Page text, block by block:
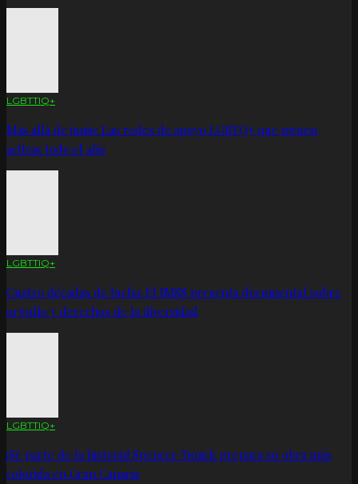
LGBTTIQ+
Más allá de junio: Las redes de apoyo LGBTQ+ que siguen
activas todo el año
LGBTTIQ+
Cuatro décadas de lucha: El IMSS presenta documental sobre
orgullo y derechos de la diversidad
LGBTTIQ+
¡Sé parte de la historia! Spencer Tunick prepara su obra más
colorida en Gran Canaria